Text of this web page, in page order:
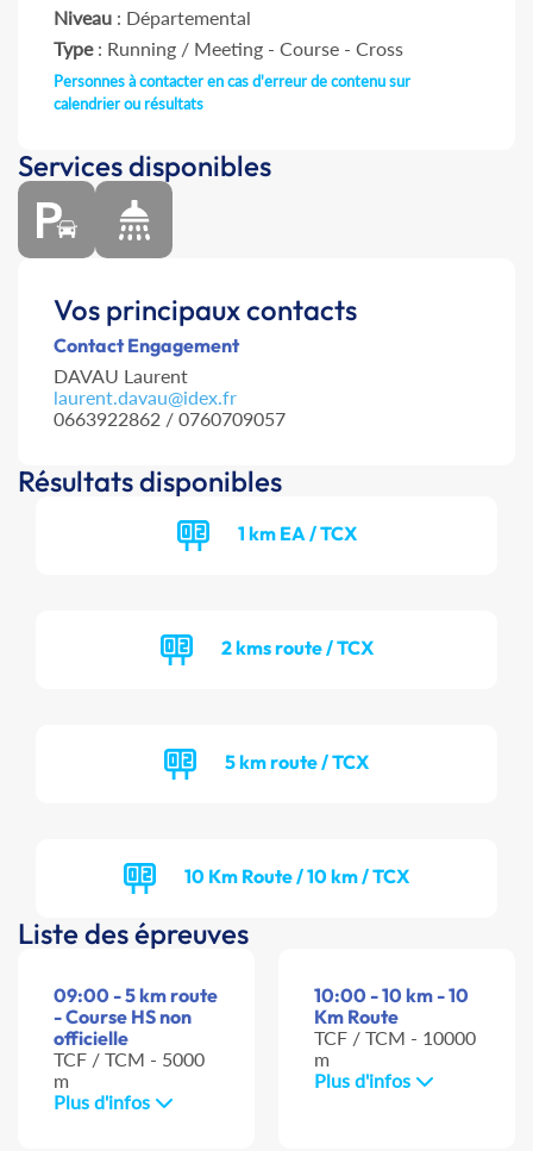
Niveau : Départemental
Type: Running / Meeting - Course - Cross
Personnes à contacter en cas d'erreur de contenu sur
calendrier ou résultats
Services disponibles
Vos principaux contacts
Contact Engagement
DAVAU Laurent
laurent.davau@idex.fr
0663922862 / 0760709057
Résultats disponibles
1 km EA / TCX
2 kms route / TCX
5 km route / TCX
10 Km Route / 10 km / TCX
Liste des épreuves
09:00 - 5 km route
- Course HS non
officielle
TCF / TCM - 5000
m
Plus d'infos
10:00 - 10 km - 10
Km Route
TCF / TCM - 10000
m
Plus d'infos